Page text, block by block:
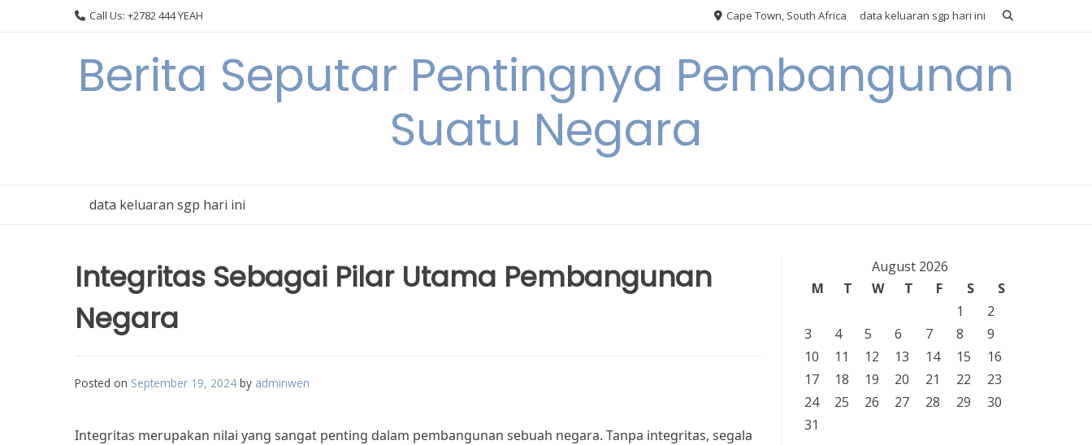
Call Us: +2782 444 YEAH Cape Town, South Africa data keluaran sgp hari ini
Berita Seputar Pentingnya Pembangunan
Suatu Negara
data keluaran sgp hari ini
Integritas Sebagai Pilar Utama Pembangunan
Negara
Posted on September 19, 2024 by adminwen
Integritas merupakan nilai yang sangat penting dalam pembangunan sebuah negara. Tanpa integritas, segala
August 2026
M
T W T F S
S
1
2
3
4 5 6 7 8
9
10
11 12 13 14 15
16
17
18 19 20 21 22
23
24
25 26 27 28 29
30
31